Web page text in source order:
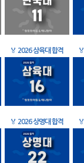
🏅 2026 삼육대 합격 🏅
🏅 2026 상명대 합격 🏅